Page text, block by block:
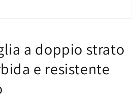
a doppio strato
e resistente